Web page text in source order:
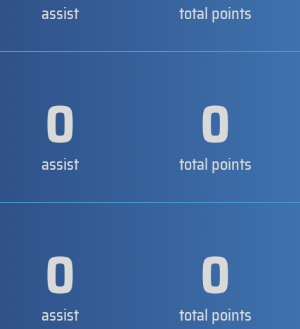
assist total points
0
assist 0
total points
0
assist 0
total points